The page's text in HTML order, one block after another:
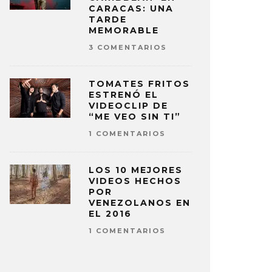
CARACAS: UNA
TARDE
MEMORABLE
3 COMENTARIOS
TOMATES FRITOS
ESTRENÓ EL
VIDEOCLIP DE
“ME VEO SIN TI”
1 COMENTARIOS
LOS 10 MEJORES
VIDEOS HECHOS
POR
VENEZOLANOS EN
EL 2016
1 COMENTARIOS